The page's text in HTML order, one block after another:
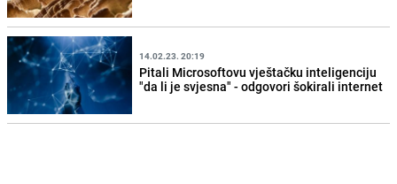
14.02.23. 20:19
Pitali Microsoftovu vještačku inteligenciju
"da li je svjesna" - odgovori šokirali internet